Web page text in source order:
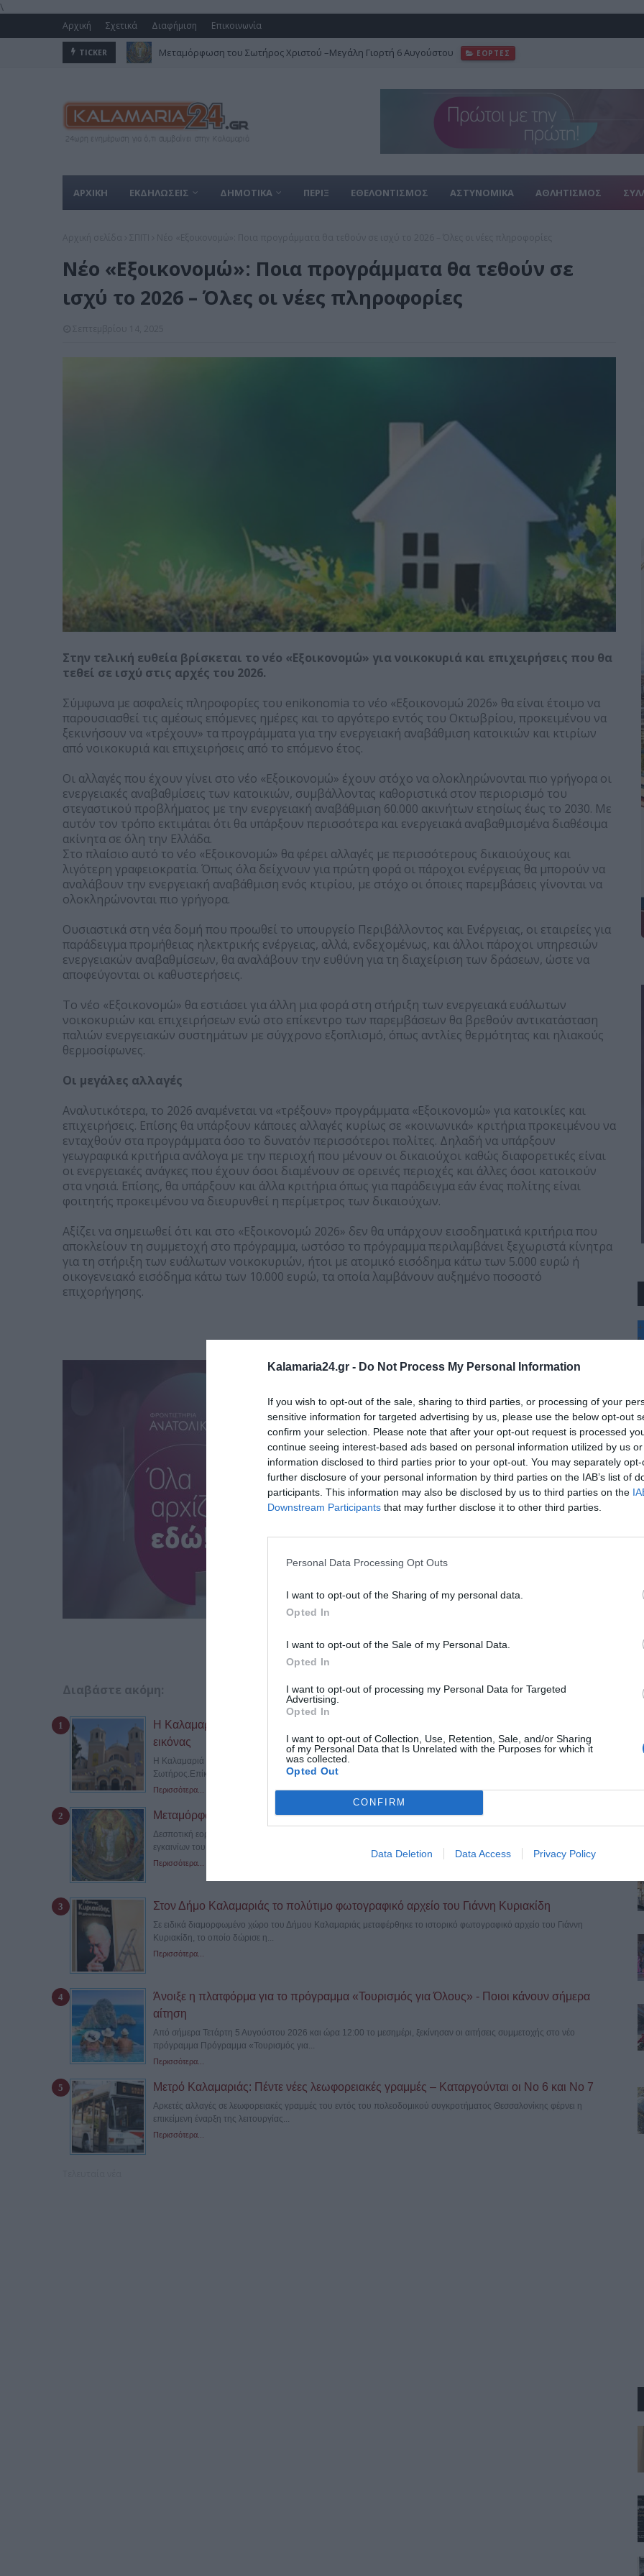
Kalamaria24.gr - Do Not Process My Personal Information
If you wish to opt-out of the sale, sharing to third parties, or processing of your
sensitive information for targeted advertising by us, please use the below opt-out
confirm your selection. Please note that after your opt-out request is processed
continue seeing interest-based ads based on personal information utilized by us
information disclosed to third parties prior to your opt-out. You may separately
further disclosure of your personal information by third parties on the IAB’s list of
participants. This information may also be disclosed by us to third parties on the
Downstream Participants that may further disclose it to other third parties.
Personal Data Processing Opt Outs
I want to opt-out of the Sharing of my personal data.
Opted In
I want to opt-out of the Sale of my Personal Data.
Opted In
I want to opt-out of processing my Personal Data for Targeted
Advertising.
Opted In
I want to opt-out of Collection, Use, Retention, Sale, and/or Sharing
of my Personal Data that Is Unrelated with the Purposes for which it
was collected.
Opted Out
CONFIRM
Data Deletion Data Access Privacy Policy
\
Αρχική Σχετικά Διαφήμιση Επικοινωνία
TICKER Μεταμόρφωση του Σωτήρος Χριστού –Μεγάλη Γιορτή 6 Αυγούστου ΕΟΡΤΕΣ
ΑΡΧΙΚΗ ΕΚΔΗΛΩΣΕΙΣ ΔΗΜΟΤΙΚΑ ΠΕΡΙΞ ΕΘΕΛΟΝΤΙΣΜΟΣ ΑΣΤΥΝΟΜΙΚΑ ΑΘΛΗΤΙΣΜΟΣ
Νέο «Εξοικονομώ»: Ποια προγράμματα θα τεθούν σε
ισχύ το 2026 – Όλες οι νέες πληροφορίες
Στην τελική ευθεία βρίσκεται το νέο «Εξοικονομώ» για νοικοκυριά και επιχειρήσεις που θα
τεθεί σε ισχύ στις αρχές του 2026.
Σύμφωνα με ασφαλείς πληροφορίες του enikonomia το νέο «Εξοικονομώ 2026» θα είναι έτοιμο να
παρουσιασθεί τις αμέσως επόμενες ημέρες και το αργότερο εντός του Οκτωβρίου, προκειμένου να
ξεκινήσουν να «τρέχουν» τα προγράμματα για την ενεργειακή αναβάθμιση κατοικιών και κτιρίων
από νοικοκυριά και επιχειρήσεις από το επόμενο έτος.
Οι αλλαγές που έχουν γίνει στο νέο «Εξοικονομώ» έχουν στόχο να ολοκληρώνονται πιο γρήγορα οι
ενεργειακές αναβαθμίσεις των κατοικιών, συμβάλλοντας καθοριστικά στον περιορισμό του
στεγαστικού προβλήματος με την ενεργειακή αναβάθμιση 60.000 ακινήτων ετησίως έως το 2030. Με
αυτόν τον τρόπο εκτιμάται ότι θα υπάρξουν περισσότερα και ενεργειακά αναβαθμισμένα διαθέσιμα
ακίνητα σε όλη την Ελλάδα.
Στο πλαίσιο αυτό το νέο «Εξοικονομώ» θα φέρει αλλαγές με περισσότερους δικαιούχους και
λιγότερη γραφειοκρατία. Όπως όλα δείχνουν για πρώτη φορά οι πάροχοι ενέργειας θα μπορούν να
αναλάβουν την ενεργειακή αναβάθμιση ενός κτιρίου, με στόχο οι όποιες παρεμβάσεις γίνονται να
ολοκληρώνονται πιο γρήγορα.
Ουσιαστικά στη νέα δομή που προωθεί το υπουργείο Περιβάλλοντος και Ενέργειας, οι εταιρείες για
παράδειγμα προμήθειας ηλεκτρικής ενέργειας, αλλά, ενδεχομένως, και άλλοι πάροχοι υπηρεσιών
ενεργειακών αναβαθμίσεων, θα αναλάβουν την ευθύνη για τη διαχείριση των δράσεων, ώστε να
αποφεύγονται οι καθυστερήσεις.
Το νέο «Εξοικονομώ» θα εστιάσει για άλλη μια φορά στη στήριξη των ενεργειακά ευάλωτων
νοικοκυριών και επιχειρήσεων ενώ στο επίκεντρο των παρεμβάσεων θα βρεθούν αντικατάσταση
παλιών ενεργειακών συστημάτων με σύγχρονο εξοπλισμό, όπως αντλίες θερμότητας και ηλιακούς
θερμοσίφωνες.
Οι μεγάλες αλλαγές
Αναλυτικότερα, το 2026 αναμένεται να «τρέξουν» προγράμματα «Εξοικονομώ» για κατοικίες και
επιχειρήσεις. Επίσης θα υπάρξουν κάποιες αλλαγές κυρίως σε «κοινωνικά» κριτήρια προκειμένου να
ενταχθούν στα προγράμματα όσο το δυνατόν περισσότεροι πολίτες. Δηλαδή να υπάρξουν
γεωγραφικά κριτήρια ανάλογα με την περιοχή που μένουν οι δικαιούχοι καθώς διαφορετικές είναι
οι ενεργειακές ανάγκες που έχουν όσοι διαμένουν σε ορεινές περιοχές και άλλες όσοι κατοικούν
στα νησιά. Επίσης, θα υπάρξουν και άλλα κριτήρια όπως για παράδειγμα εάν ένας πολίτης είναι
φοιτητής προκειμένου να διευρυνθεί η περίμετρος των δικαιούχων.
Αξίζει να σημειωθεί ότι και στο «Εξοικονομώ 2026» δεν θα υπάρχουν εισοδηματικά κριτήρια που
αποκλείουν τη συμμετοχή στο πρόγραμμα, ωστόσο το πρόγραμμα περιλαμβάνει ξεχωριστά κίνητρα
για τη στήριξη των ευάλωτων νοικοκυριών, ήτοι με ατομικό εισόδημα κάτω των 5.000 ευρώ ή
οικογενειακό εισόδημα κάτω των 10.000 ευρώ, τα οποία λαμβάνουν αυξημένο ποσοστό
επιχορήγησης.
Διαβάστε ακόμη:
Η Καλαμαριά γιορτάζει τη Μεταμόρφωση του Σωτήρος – Σήμερα η λιτάνευση της ιεράς
εικόνας
Η Καλαμαριά γιορτάζει σήμερα, Πέμπτη 6 Αυγούστου, τη μεγάλη δεσποτική εορτή της Μεταμορφώσεως του
Σωτήρος.Επίκεντρο των λατρευτικών...
Περισσότερα...
Μεταμόρφωση του Σωτήρος Χριστού –Μεγάλη Γιορτή 6 Αυγούστου
Δεσποτική εορτή, από τις μεγαλύτερες της Χριστιανοσύνης. Γιορτάζεται κάθε χρόνο στις 6 Αυγούστου, ημέρα των
εγκαινίων του ομώνυμου ναού που...
Περισσότερα...
Στον Δήμο Καλαμαριάς το πολύτιμο φωτογραφικό αρχείο του Γιάννη Κυριακίδη
Σε ειδικά διαμορφωμένο χώρο του Δήμου Καλαμαριάς μεταφέρθηκε το ιστορικό φωτογραφικό αρχείο του Γιάννη
Κυριακίδη, το οποίο δώρισε η...
Περισσότερα...
Άνοιξε η πλατφόρμα για το πρόγραμμα «Τουρισμός για Όλους» - Ποιοι κάνουν σήμερα
αίτηση
Από σήμερα Τετάρτη 5 Αυγούστου 2026 και ώρα 12:00 το μεσημέρι, ξεκίνησαν οι αιτήσεις συμμετοχής στο νέο
πρόγραμμα Πρόγραμμα «Τουρισμός για...
Περισσότερα...
Μετρό Καλαμαριάς: Πέντε νέες λεωφορειακές γραμμές – Καταργούνται οι Νο 6 και Νο 7
Αρκετές αλλαγές σε λεωφορειακές γραμμές του εντός του πολεοδομικού συγκροτήματος Θεσσαλονίκης φέρνει η
επικείμενη έναρξη της λειτουργίας...
Περισσότερα...
+
°